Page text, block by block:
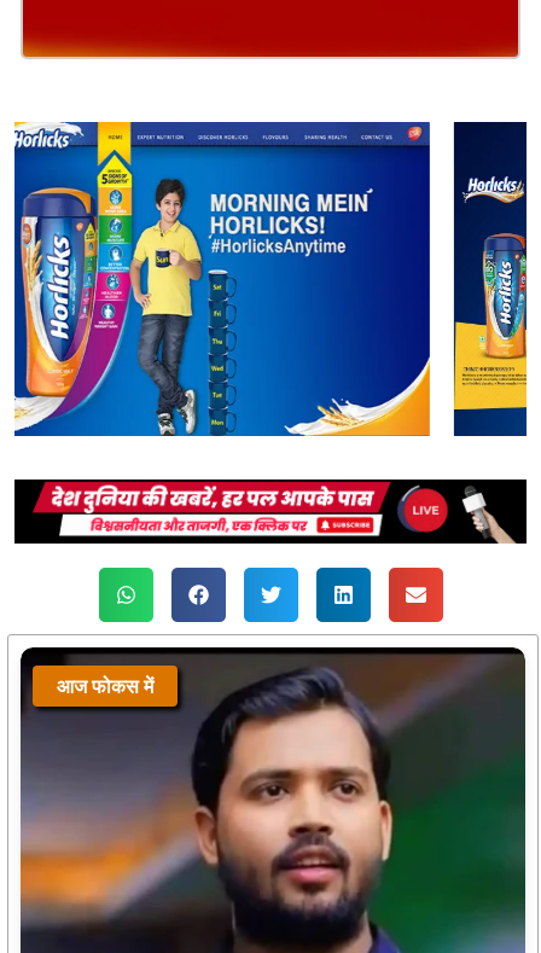
आज फोकस में